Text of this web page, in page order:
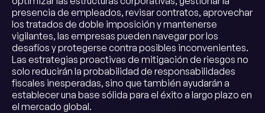
presencia de empleados, revisar contratos, aprovechar
los tratados de doble imposición y mantenerse
vigilantes, las empresas pueden navegar por los
desafíos y protegerse contra posibles inconvenientes.
Las estrategias proactivas de mitigación de riesgos no
solo reducirán la probabilidad de responsabilidades
fiscales inesperadas, sino que también ayudarán a
establecer una base sólida para el éxito a largo plazo en
el mercado global.